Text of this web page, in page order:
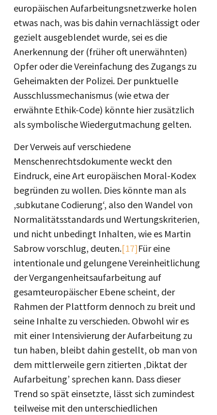
europäischen Aufarbeitungsnetzwerke holen
etwas nach, was bis dahin vernachlässigt oder
gezielt ausgeblendet wurde, sei es die
Anerkennung der (früher oft unerwähnten)
Opfer oder die Vereinfachung des Zugangs zu
Geheimakten der Polizei. Der punktuelle
Ausschlussmechanismus (wie etwa der
erwähnte Ethik-Code) könnte hier zusätzlich
als symbolische Wiedergutmachung gelten.
Der Verweis auf verschiedene
Menschenrechtsdokumente weckt den
Eindruck, eine Art europäischen Moral-Kodex
begründen zu wollen. Dies könnte man als
‚subkutane Codierung‘, also den Wandel von
Normalitätsstandards und Wertungskriterien,
und nicht unbedingt Inhalten, wie es Martin
Sabrow vorschlug, deuten.[17]Für eine
intentionale und gelungene Vereinheitlichung
der Vergangenheitsaufarbeitung auf
gesamteuropäischer Ebene scheint, der
Rahmen der Plattform dennoch zu breit und
seine Inhalte zu verschieden. Obwohl wir es
mit einer Intensivierung der Aufarbeitung zu
tun haben, bleibt dahin gestellt, ob man von
dem mittlerweile gern zitierten ‚Diktat der
Aufarbeitung’ sprechen kann. Dass dieser
Trend so spät einsetzte, lässt sich zumindest
teilweise mit den unterschiedlichen